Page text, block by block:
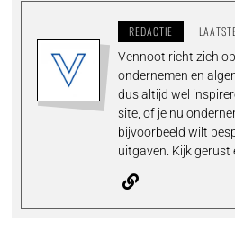
REDACTIE
Vennoot richt zich
ondernemen en
dus altijd wel
site, of je nu
bijvoorbeeld wilt
uitgaven. Kijk gerust